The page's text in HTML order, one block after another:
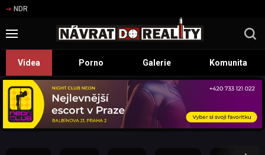
NDR
Videa Porno Galerie Komunita